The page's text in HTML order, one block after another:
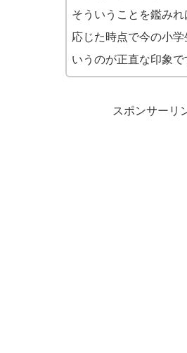
そういうことを鑑み
応じた時点で今の小
いうのが正直な印象で
スポンサーリ